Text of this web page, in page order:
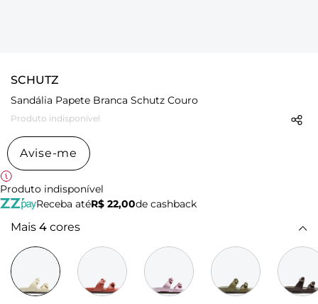
SCHUTZ
Sandália Papete Branca Schutz Couro
Produto indisponível
Avise-me
Produto indisponível
Receba atéR$ 22,00de cashback
Mais 4 cores